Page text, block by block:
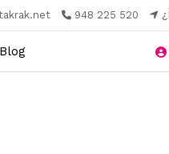
948 225 520
Blog